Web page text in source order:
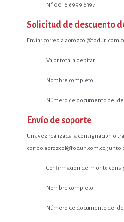
N.° 0016 6999 6397
Solicitud de descuento
Enviar correo a
Valor total a debitar
Nombre completo
Número de documento de
Envío de soporte
Una vez realizada la consignación o
correo aorozcol@fodun.com.co, junto
Confirmación del monto
Nombre completo
Número de documento de